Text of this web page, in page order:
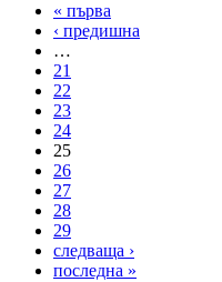
« първа
‹ предишна
…
21
22
23
24
25
26
27
28
29
следваща ›
последна »